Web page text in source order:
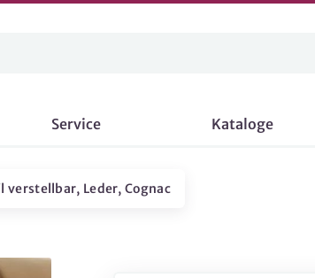
Service Kataloge
Leder, Cognac